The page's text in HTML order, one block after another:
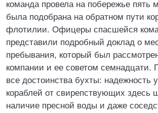
команда провела на побережье пять
была подобрана на обратном пути
флотилии. Офицеры спасшейся
представили подробный доклад о
пребывания, который был
компании и ее советом семнадцати.
все достоинства бухты: надежность
кораблей от свирепствующих здесь
наличие пресной воды и даже